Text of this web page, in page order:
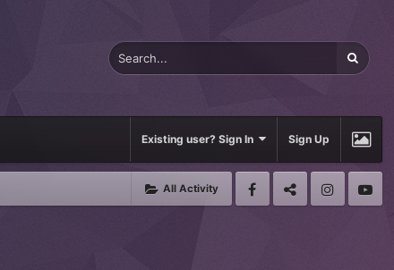
Existing user? Sign In Sign Up
All Activity